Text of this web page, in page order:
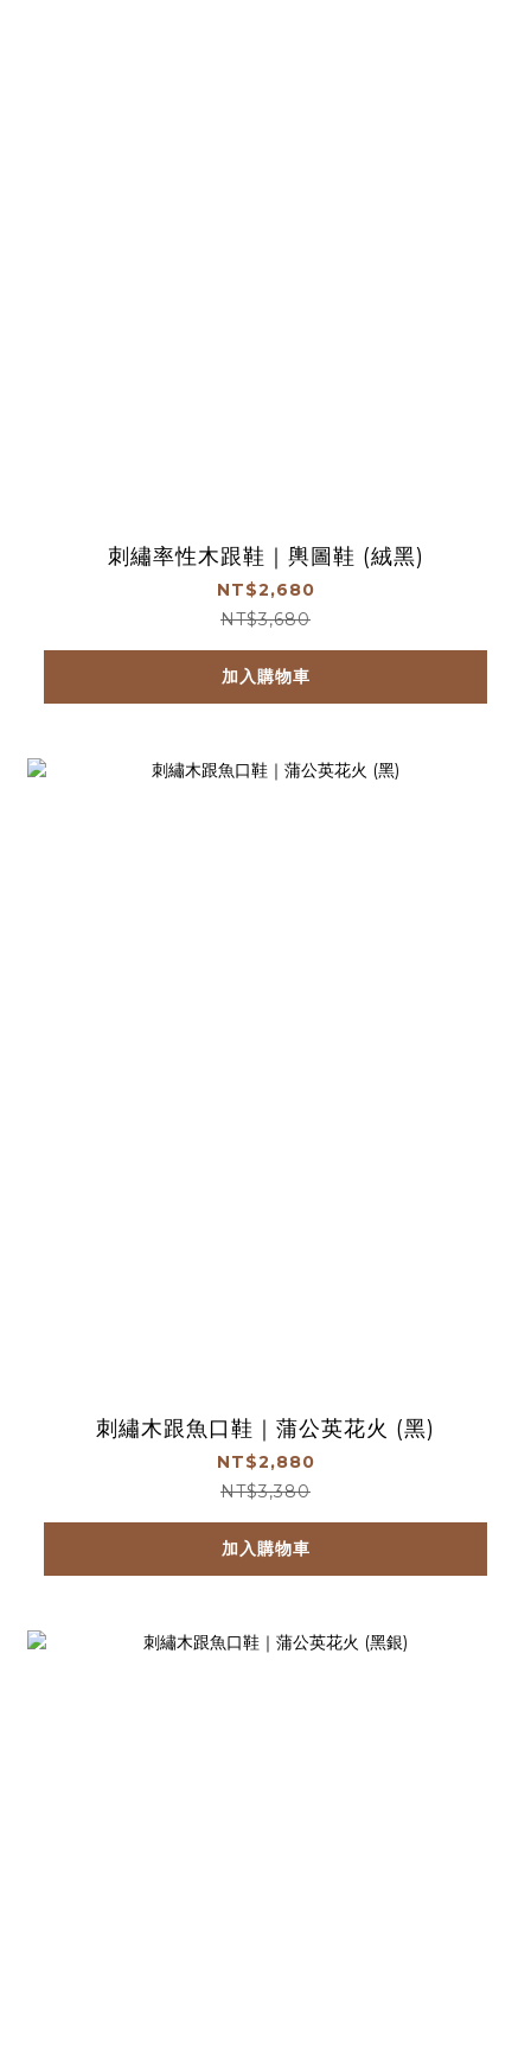
刺繡率性木跟鞋｜輿圖鞋 (絨黑)
NT$2,680
NT$3,680
加入購物車
刺繡木跟魚口鞋｜蒲公英花火 (黑)
NT$2,880
NT$3,380
加入購物車